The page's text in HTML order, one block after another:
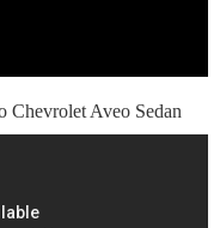
Chevrolet Aveo Sedan